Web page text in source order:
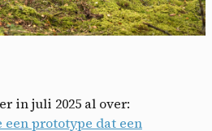
in juli 2025 al over:
een prototype dat een